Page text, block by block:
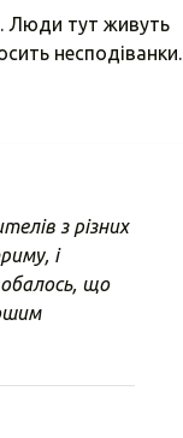
Люди тут живуть
несподіванки.
з різних
і
що